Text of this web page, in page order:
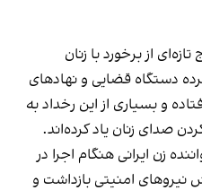
از برخورد با زنان
دستگاه قضایی و نهادهای
و بسیاری از این رخداد به
صدای زنان یاد کرده‌اند.
زن ایرانی هنگام اجرا در
نیروهای امنیتی بازداشت و